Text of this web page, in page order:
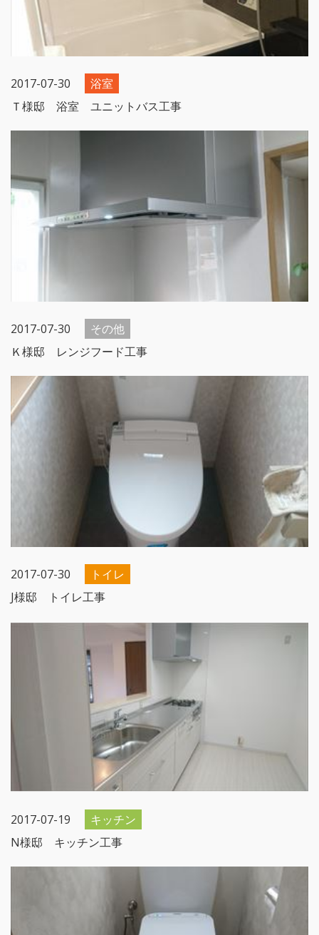
2017-07-30
浴室
Ｔ様邸 浴室 ユニットバス工事
2017-07-30
その他
Ｋ様邸 レンジフード工事
2017-07-30
トイレ
J様邸 トイレ工事
2017-07-19
キッチン
N様邸 キッチン工事